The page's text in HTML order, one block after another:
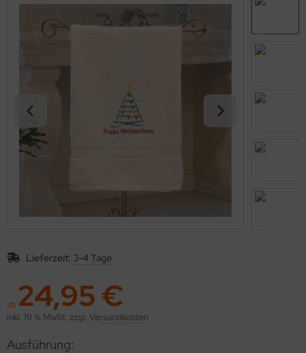
Lieferzeit: 3-4 Tage
ab 24,95 €
inkl. 19 % MwSt. zzgl. Versandkosten
Ausführung: